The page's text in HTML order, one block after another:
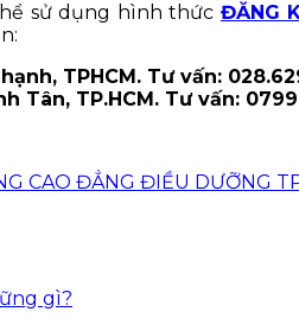
sử dụng hình thức ĐĂNG
TPHCM. Tư vấn:
TP.HCM. Tư vấn:
CAO ĐẲNG ĐIỀU DƯỠNG
gì?